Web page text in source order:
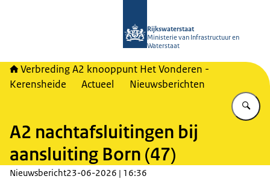
Rijkswaterstaat
Ministerie van Infrastructuur en
Waterstaat
Verbreding A2 knooppunt Het Vonderen -
Kerensheide
Actueel Nieuwsberichten
A2 nachtafsluitingen bij
aansluiting Born (47)
Nieuwsbericht23-06-2026 | 16:36